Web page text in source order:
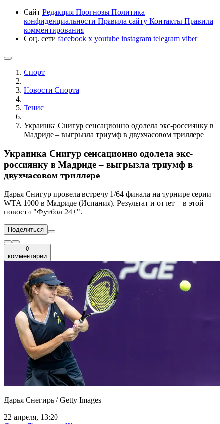
Сайт Редакция Прогнозы Политика
конфиденциальности Правила сайту Контакты Правила
комментирования
Соц. сети facebook x youtube instagram telegram viber
Спорт
Новости Cпорта
Тенис
Украинка Снигур сенсационно одолела экс-россиянку в
Мадриде – выгрызла триумф в двухчасовом триллере
Украинка Снигур сенсационно одолела экс-
россиянку в Мадриде – выгрызла триумф в
двухчасовом триллере
Дарья Снигур провела встречу 1/64 финала на турнире серии
WTA 1000 в Мадриде (Испания). Результат и отчет – в этой
новости "Футбол 24+".
Поделиться
0
комментарии
Дарья Снегирь / Getty Images
22 апреля, 13:20